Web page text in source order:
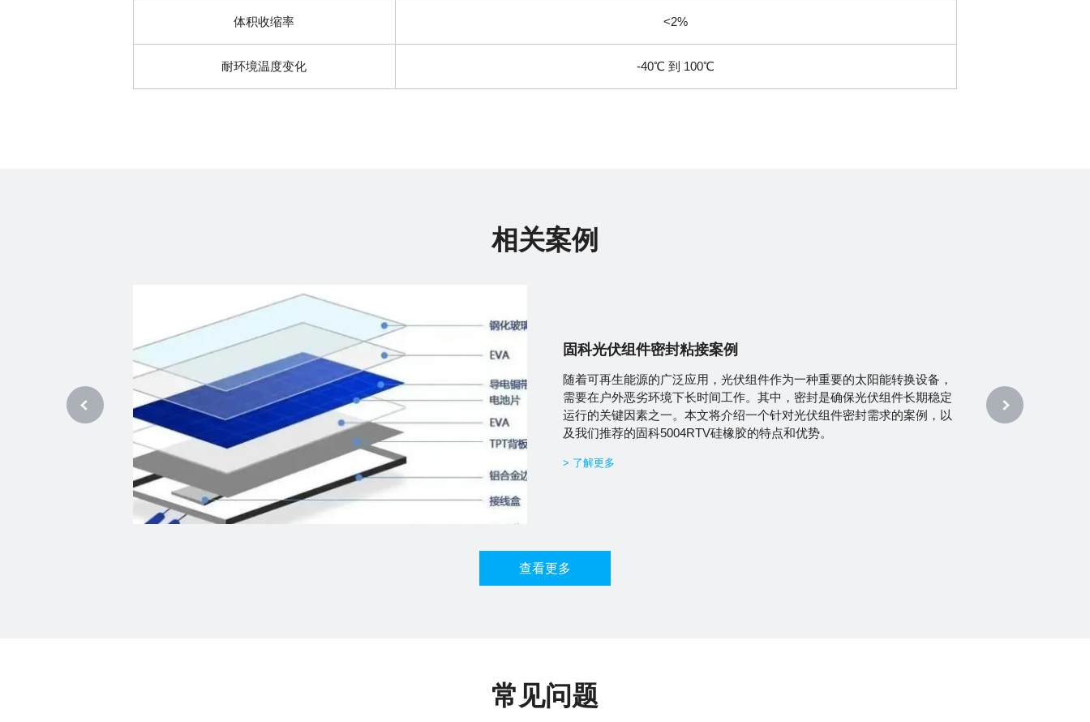
体积收缩率 <2%
耐环境温度变化 -40℃ 到 100℃
相关案例
光伏组件长期稳定
封需求的案例，以
汽车倒车雷达粘接案例
随着汽车技术的不断发展，倒车雷达作为一种重要的安全装备被广泛应用
于汽车行业。然而，倒车雷达常常处于恶劣的工作环境中，需要能够有效
保护其免受外界环境影响的材料。本文将介绍针对汽车倒车雷达的保护需
求，以及我们推荐的固科5509硅胶的特点和优势。
> 了解更多
查看更多
常见问题